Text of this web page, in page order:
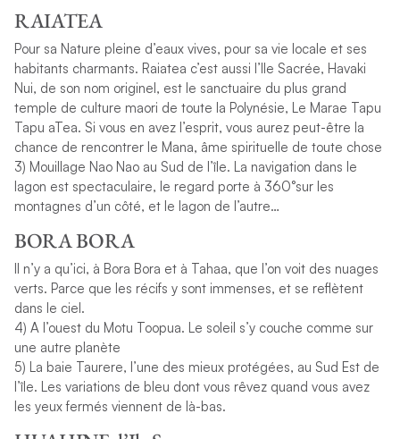
RAIATEA
Pour sa Nature pleine d’eaux vives, pour sa vie locale et ses
habitants charmants. Raiatea c’est aussi l’Ile Sacrée, Havaki
Nui, de son nom originel, est le sanctuaire du plus grand
temple de culture maori de toute la Polynésie, Le Marae Tapu
Tapu aTea. Si vous en avez l’esprit, vous aurez peut-être la
chance de rencontrer le Mana, âme spirituelle de toute chose
3) Mouillage Nao Nao au Sud de l’île. La navigation dans le
lagon est spectaculaire, le regard porte à 360°sur les
montagnes d’un côté, et le lagon de l’autre…
BORA BORA
Il n’y a qu’ici, à Bora Bora et à Tahaa, que l’on voit des nuages
verts. Parce que les récifs y sont immenses, et se reflètent
dans le ciel.
4) A l’ouest du Motu Toopua. Le soleil s’y couche comme sur
une autre planète
5) La baie Taurere, l’une des mieux protégées, au Sud Est de
l’île. Les variations de bleu dont vous rêvez quand vous avez
les yeux fermés viennent de là-bas.